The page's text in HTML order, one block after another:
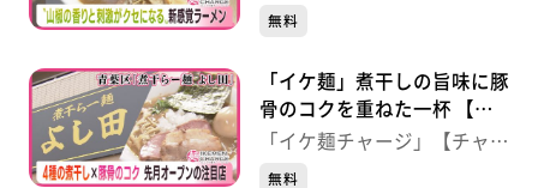
ジ！】
無料
「イケ麺」煮干しの旨味に豚
骨のコクを重ねた一杯 【煮
干ラー麺 よし田】 （青葉
「イケ麺チャージ」【チャー
ジ！】
無料